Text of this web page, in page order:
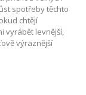
spotřeby těchto
chtějí
vyrábět levnější,
výraznější